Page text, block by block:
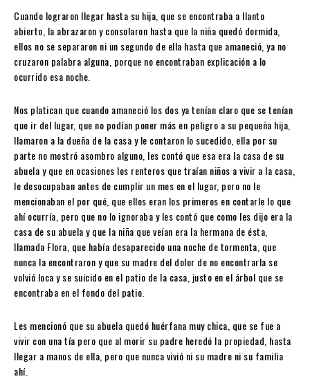
Cuando lograron llegar hasta su hija, que se encontraba a llanto
abierto, la abrazaron y consolaron hasta que la niña quedó dormida,
ellos no se separaron ni un segundo de ella hasta que amaneció, ya no
cruzaron palabra alguna, porque no encontraban explicación a lo
ocurrido esa noche.
Nos platican que cuando amaneció los dos ya tenían claro que se tenían
que ir del lugar, que no podían poner más en peligro a su pequeña hija,
llamaron a la dueña de la casa y le contaron lo sucedido, ella por su
parte no mostró asombro alguno, les contó que esa era la casa de su
abuela y que en ocasiones los renteros que traían niños a vivir a la casa,
le desocupaban antes de cumplir un mes en el lugar, pero no le
mencionaban el por qué, que ellos eran los primeros en contarle lo que
ahí ocurría, pero que no lo ignoraba y les contó que como les dijo era la
casa de su abuela y que la niña que veían era la hermana de ésta,
llamada Flora, que había desaparecido una noche de tormenta, que
nunca la encontraron y que su madre del dolor de no encontrarla se
volvió loca y se suicido en el patio de la casa, justo en el árbol que se
encontraba en el fondo del patio.
Les mencionó que su abuela quedó huérfana muy chica, que se fue a
vivir con una tía pero que al morir su padre heredó la propiedad, hasta
llegar a manos de ella, pero que nunca vivió ni su madre ni su familia
ahí.